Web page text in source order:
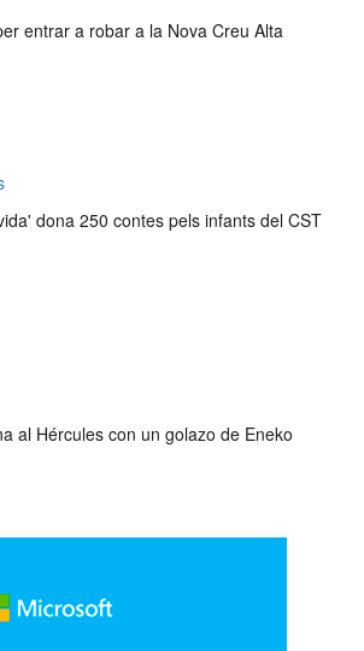
entrar a robar a la Nova Creu Alta
dona 250 contes pels infants del CST
al Hércules con un golazo de Eneko